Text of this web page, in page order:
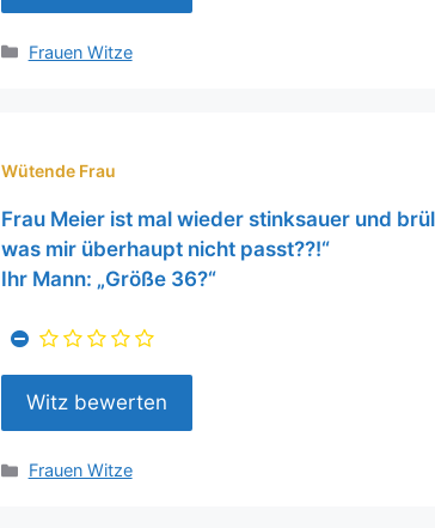
Kategorien
Frauen Witze
Wütende Frau
Frau Meier ist mal wieder stinksauer und
was mir überhaupt nicht passt??!“
Ihr Mann: „Größe 36?“
Kategorien
Frauen Witze